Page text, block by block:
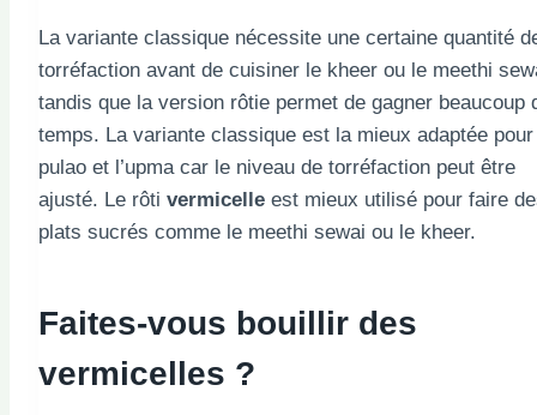
La variante classique nécessite une certaine quantité
torréfaction avant de cuisiner le kheer ou le meethi
tandis que la version rôtie permet de gagner beaucoup
temps. La variante classique est la mieux adaptée
pulao et l’upma car le niveau de torréfaction peut être
ajusté. Le rôti vermicelle est mieux utilisé pour faire
plats sucrés comme le meethi sewai ou le kheer.
Faites-vous bouillir des
vermicelles ?